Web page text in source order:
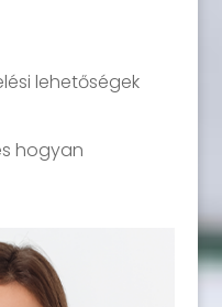
lehetőségek
hogyan